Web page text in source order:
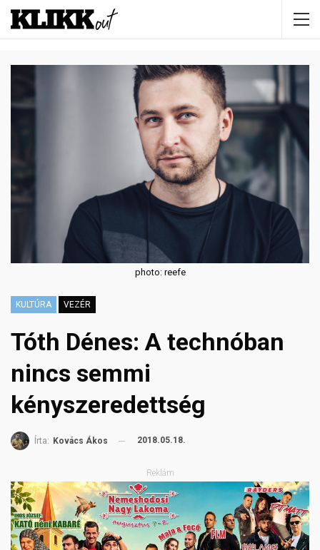
photo: reefe
KULTÚRA VEZÉR
Tóth Dénes: A technóban
nincs semmi
kényszeredettség
Írta: Kovács Ákos 2018.05.18.
Reklám